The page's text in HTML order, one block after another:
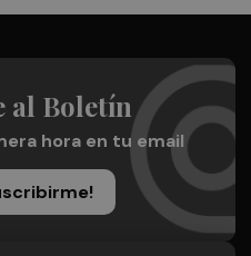
al Boletín
hora en tu email